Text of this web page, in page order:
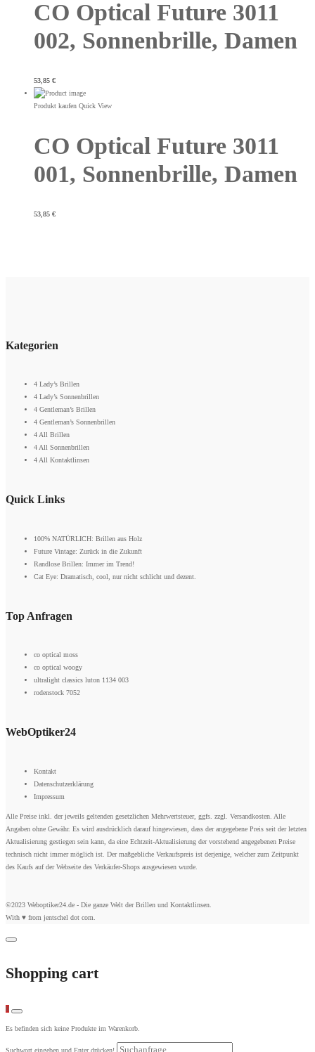
CO Optical Future 3011
002, Sonnenbrille, Damen
53,85 €
Produkt kaufen Quick View
CO Optical Future 3011
001, Sonnenbrille, Damen
53,85 €
Kategorien
4 Lady’s Brillen
4 Lady’s Sonnenbrillen
4 Gentleman’s Brillen
4 Gentleman’s Sonnenbrillen
4 All Brillen
4 All Sonnenbrillen
4 All Kontaktlinsen
Quick Links
100% NATÜRLICH: Brillen aus Holz
Future Vintage: Zurück in die Zukunft
Randlose Brillen: Immer im Trend!
Cat Eye: Dramatisch, cool, nur nicht schlicht und dezent.
Top Anfragen
co optical moss
co optical woogy
ultralight classics luton 1134 003
rodenstock 7052
WebOptiker24
Kontakt
Datenschutzerklärung
Impressum
Alle Preise inkl. der jeweils geltenden gesetzlichen Mehrwertsteuer, ggfs. zzgl. Versandkosten. Alle
Angaben ohne Gewähr. Es wird ausdrücklich darauf hingewiesen, dass der angegebene Preis seit der letzten
Aktualisierung gestiegen sein kann, da eine Echtzeit-Aktualisierung der vorstehend angegebenen Preise
technisch nicht immer möglich ist. Der maßgebliche Verkaufspreis ist derjenige, welcher zum Zeitpunkt
des Kaufs auf der Webseite des Verkäufer-Shops ausgewiesen wurde.
©2023 Weboptiker24.de - Die ganze Welt der Brillen und Kontaktlinsen.
With ♥ from jentschel dot com
Shopping cart
0
Es befinden sich keine Produkte im Warenkorb.
Suchwort eingeben und Enter drücken!